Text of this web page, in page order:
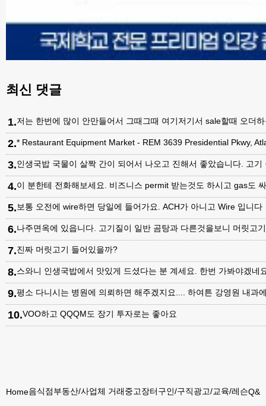
최신 댓글
1.저는 한번에 많이 안만들어서 그때그때 여기저기서 sale할때 오더
2.* Restaurant Equipment Market - REM 3639 Presidential Pkwy,
3.인생국밥 국물이 살짝 간이 되어서 나오고 진해서 좋았습니다. 고
4.이 분한테 전화해보세요. 비즈니스 permit 받는것도 하시고 gas도
5.보통 오전에 wire하면 당일에 들어가요. ACH가 아니고 Wire 입니다
6.나주면옥에 있읍니다. 고기질이 일반 곰탕과 다른것을보니 머릿고
7.진짜 머릿고기 들어있을까?
8.스와니 인생국밥에서 맛있게 드셨다는 분 계세요. 한번 가봐야겠네
9.평소 다니시는 병원에 의뢰하면 해주겠지요.... 하여튼 강영원 내과
10.VOO하고 QQQM도 장기 투자로는 좋아요
Home음식점부동산/사업체 거래중고장터구인/구직광고/교육/레슨Q&A